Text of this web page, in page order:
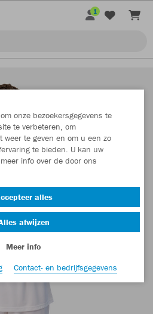
1
onze bezoekersgegevens te
te verbeteren, om
te geven en om u een zo
te bieden. U kan uw
info over de door ons
alles
afwijzen
Meer info
Contact- en bedrijfsgegevens